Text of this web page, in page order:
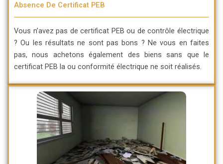
Absence De Certificat PEB
Vous n’avez pas de certificat PEB ou de contrôle électrique
? Ou les résultats ne sont pas bons ? Ne vous en faites
pas, nous achetons également des biens sans que le
certificat PEB la ou conformité électrique ne soit réalisés.